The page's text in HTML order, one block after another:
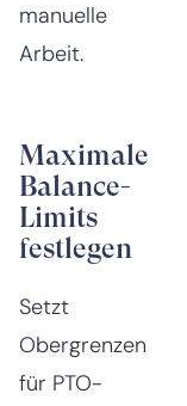
manuelle
Arbeit.
Maximale
Balance-
Limits
festlegen
Setzt
Obergrenzen
für PTO-